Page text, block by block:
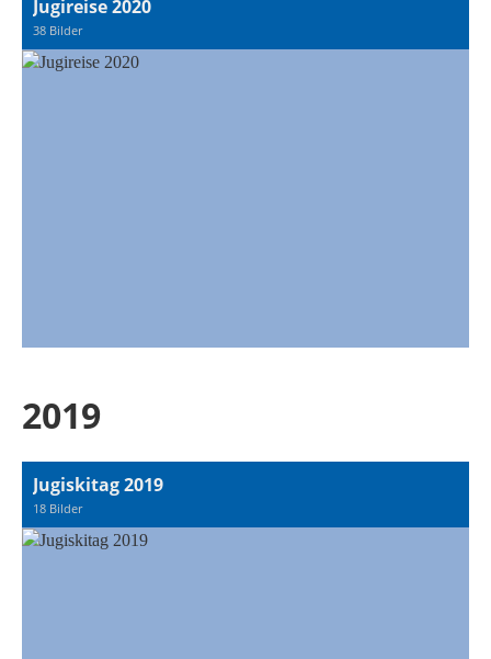
Jugireise 2020
38 Bilder
2019
Jugiskitag 2019
18 Bilder